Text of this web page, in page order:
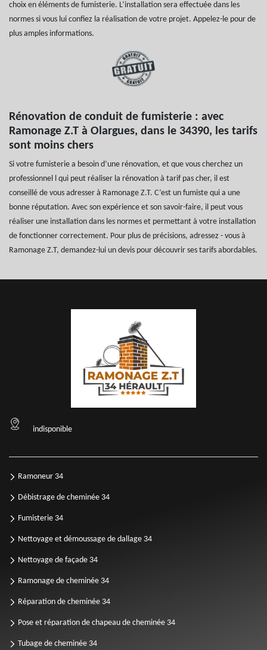
choix en éléments de fumisterie. L’installation sera effectuée dans les
normes si vous lui confiez la réalisation de votre projet. Appelez-le pour de
plus amples informations.
Rénovation de conduit de fumisterie : avec
Ramonage Z.T à Olargues, dans le 34390, les tarifs
sont moins chers
Si votre fumisterie a besoin d’une rénovation, et que vous cherchez un
professionnel l qui peut réaliser la rénovation à tarif pas cher, il est
conseillé de vous adresser à Ramonage Z.T. C’est un fumiste qui a une
bonne réputation. Avec son expérience et son savoir-faire, il peut vous
réaliser une installation dans les normes et permettant à votre installation
de fonctionner correctement. Pour plus de précisions, adressez - vous à
Ramonage Z.T, demandez-lui un devis pour découvrir ses tarifs abordables.
indisponible
Ramoneur 34
Débistrage de cheminée 34
Fumisterie 34
Nettoyage et démoussage de dallage 34
Nettoyage de façade 34
Ramonage de cheminée 34
Réparation de cheminée 34
Pose et réparation de chapeau de cheminée 34
Tubage de cheminée 34